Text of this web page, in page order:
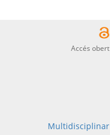
Accés obert
Multidisciplinar